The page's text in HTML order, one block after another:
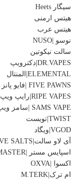
سیگار Heets
هیتس ارمنی
هیتس عرب
نوسو |NUSO
سالت نیکوتین
DR.VAPES|دکترویپ
ELEMENTAL|المنتال
FIVE PAWNS |فایو پانز
RIPE VAPES|رایپ ویپ
SAMS VAPE |سامز ویپ
TWIST|تویست
VGOD|ویگاد
آی لاو سالت|I LOVE SALTS
اسپایس مستر |SPICE MASTER
اکسوا |OXVA
ام ترک|M.TERK